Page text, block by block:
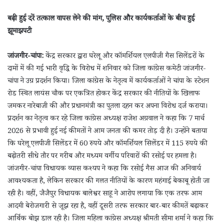
बढ़ी हुई दरें तत्काल वापस लेने की मांग, पुलिस और कार्यकर्ताओं के बीच हुई
झूमाझपटी
जांजगीर-चांपा:केंद्र सरकार द्वारा घरेलू और कॉमर्शियल एलपीजी गैस सिलेंडरों के
दामों में की गई भारी वृद्धि के विरोध में शनिवार को जिला कांग्रेस कमेटी जांजगीर-
चांपा ने उग्र प्रदर्शन किया। जिला कांग्रेस के नेतृत्व में कार्यकर्ताओं ने चांपा के स्टेशन
रोड स्थित लायंस चौक पर एकत्रित होकर केंद्र सरकार की नीतियों के खिलाफ
जमकर नारेबाजी की और प्रधानमंत्री का पुतला दहन कर अपना विरोध दर्ज कराया।
प्रदर्शन का नेतृत्व कर रहे जिला कांग्रेस अध्यक्ष राजेश अग्रवाल ने कहा कि 7 मार्च
2026 से प्रभावी हुई नई कीमतों ने आम जनता की कमर तोड़ दी है। उन्होंने बताया
कि घरेलू एलपीजी सिलेंडर में 60 रुपये और कॉमर्शियल सिलेंडर में 115 रुपये की
बढ़ोतरी सीधे तौर पर गरीब और मध्यम वर्गीय परिवारों की रसोई पर हमला है।
जांजगीर-चांपा विधायक व्यास कश्यप ने कहा कि रसोई गैस आज की अनिवार्य
आवश्यकता है, लेकिन सरकार की गलत नीतियों के कारण महंगाई बेकाबू होती जा
रही है। वहीं, जैजैपुर विधायक बालेश्वर साहू ने आरोप लगाया कि एक तरफ आम
आदमी बेरोजगारी से जूझ रहा है, वहीं दूसरी तरफ सरकार बार-बार कीमतें बढ़ाकर
आर्थिक बोझ डाल रही है। जिला महिला कांग्रेस अध्यक्ष श्रीमती सीमा शर्मा ने कहा कि